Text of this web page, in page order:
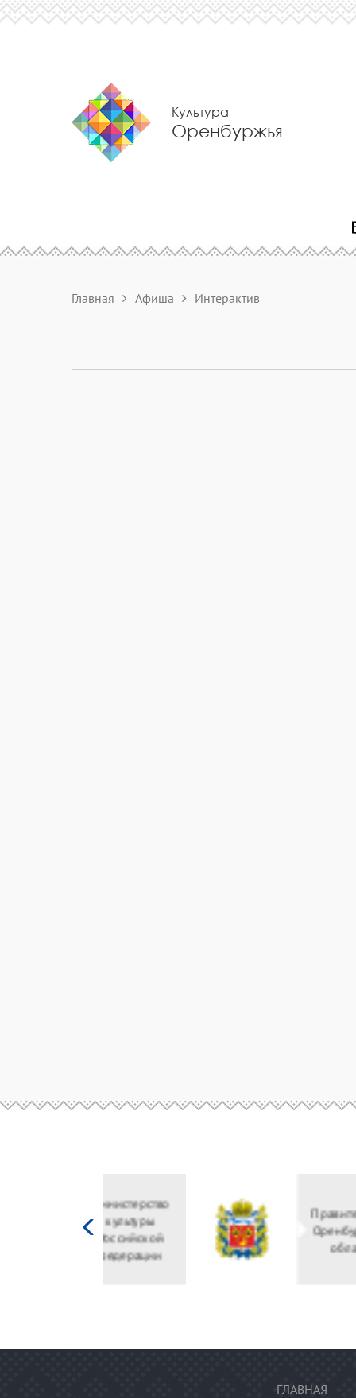
Культура
Оренбуржья
Главная Афиша Интерактив
Министерство
культуры
Российской
федерации
ГЛАВНАЯ